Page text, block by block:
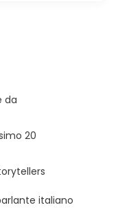
da
20
italiano